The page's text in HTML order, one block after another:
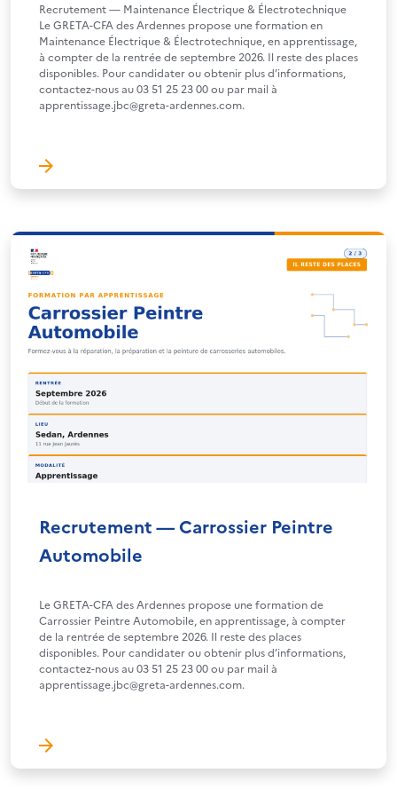
Recrutement — Maintenance Électrique & Électrotechnique
Le GRETA-CFA des Ardennes propose une formation en
Maintenance Électrique & Électrotechnique, en apprentissage,
à compter de la rentrée de septembre 2026. Il reste des places
disponibles. Pour candidater ou obtenir plus d’informations,
contactez-nous au 03 51 25 23 00 ou par mail à
apprentissage.jbc@greta-ardennes.com.
Recrutement — Carrossier Peintre
Automobile
Le GRETA-CFA des Ardennes propose une formation de
Carrossier Peintre Automobile, en apprentissage, à compter
de la rentrée de septembre 2026. Il reste des places
disponibles. Pour candidater ou obtenir plus d’informations,
contactez-nous au 03 51 25 23 00 ou par mail à
apprentissage.jbc@greta-ardennes.com.